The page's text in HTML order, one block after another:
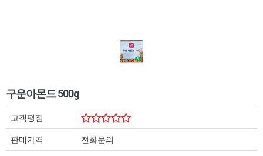
구운아몬드 500g
고객평점
판매가격 전화문의